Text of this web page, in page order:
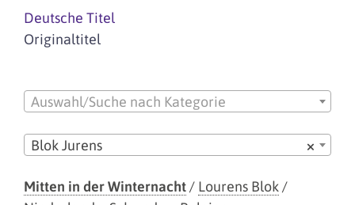
Deutsche Titel
Originaltitel
Auswahl/Suche nach Kategorie
×
Blok Jurens
Mitten in der Winternacht/ Lourens Blok /